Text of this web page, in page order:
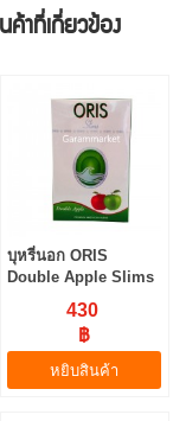
าที่เกี่ยวข้อง
บุหรี่นอก ORIS
Double Apple Slims
430
฿
หยิบสินค้า